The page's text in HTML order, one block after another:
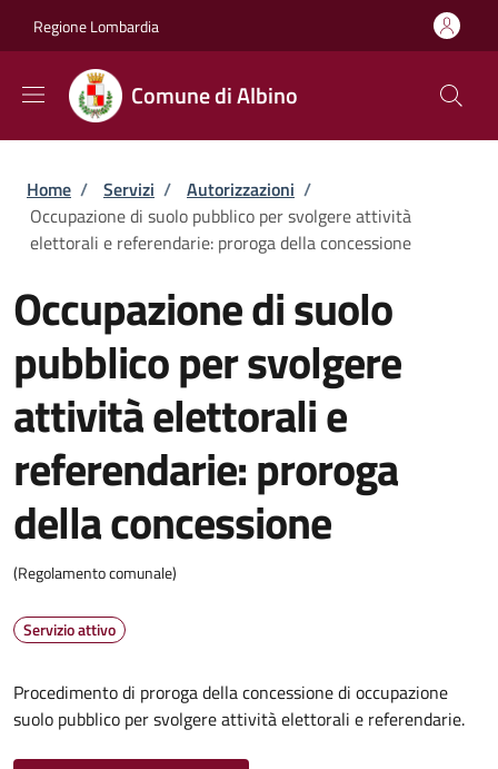
Regione Lombardia
Comune di Albino
Briciole di pane
Home / Servizi / Autorizzazioni /
Occupazione di suolo pubblico per svolgere attività
elettorali e referendarie: proroga della concessione
Occupazione di suolo
pubblico per svolgere
attività elettorali e
referendarie: proroga
della concessione
(Regolamento comunale)
Servizio attivo
Procedimento di proroga della concessione di occupazione
suolo pubblico per svolgere attività elettorali e referendarie.